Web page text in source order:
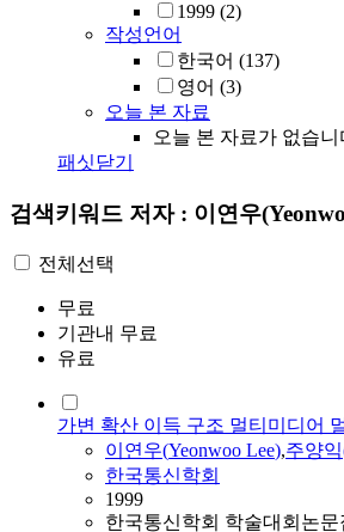
1999 (2)
작성언어
한국어 (137)
영어 (3)
오늘 본 자료
오늘 본 자료가 없습니
패싯닫기
검색키워드 저자 : 이연우
전체선택
무료
기관내 무료
유료
가변 확산 이득 구조 멀티미디어
이연우(Yeonwoo Lee),주양
한국통신학회
1999
한국통신학회 학술대회논문